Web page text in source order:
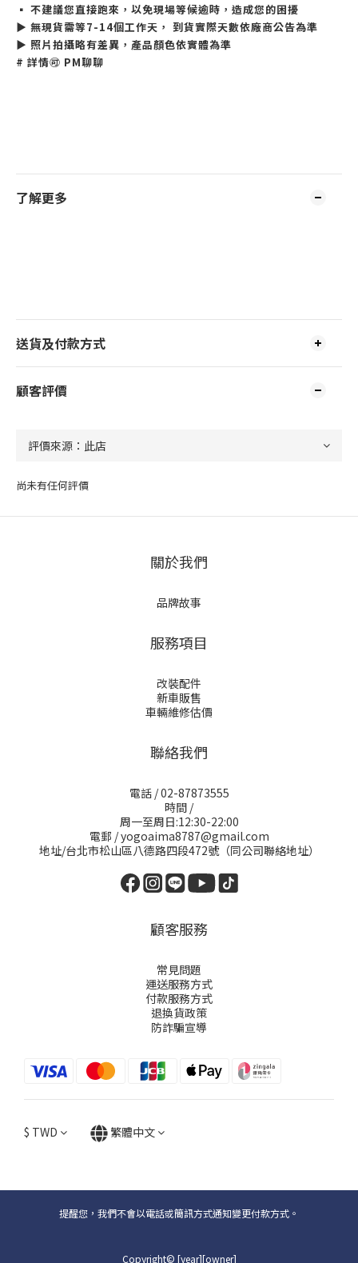
▪ 不建議您直接跑來，以免現場等候逾時，造成您的困擾
▶ 無現貨需等7-14個工作天， 到貨實際天數依廠商公告為準
▶ 照片拍攝略有差異，產品顏色依實體為準
# 詳情🉑 PM聊聊
了解更多
送貨及付款方式
顧客評價
尚未有任何評價
關於我們
品牌故事
服務項目
改裝配件
新車販售
車輛維修估價
聯絡我們
電話 / 02-87873555
時間 /
周一至周日:12:30-22:00
電郵 / yogoaima8787@gmail.com
地址/台北市松山區八德路四段472號（同公司聯絡地址）
顧客服務
常見問題
運送服務方式
付款服務方式
退換貨政策
防詐騙宣導
$ TWD 繁體中文
提醒您，我們不會以電話或簡訊方式通知變更付款方式。
Copyright© [year][owner]